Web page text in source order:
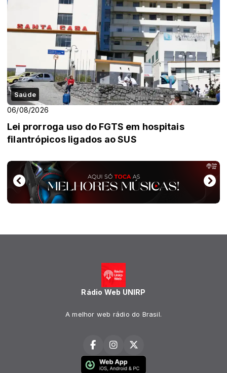
Saúde
06/08/2026
Lei prorroga uso do FGTS em hospitais
filantrópicos ligados ao SUS
Rádio Web UNIRP
A melhor web rádio do Brasil.